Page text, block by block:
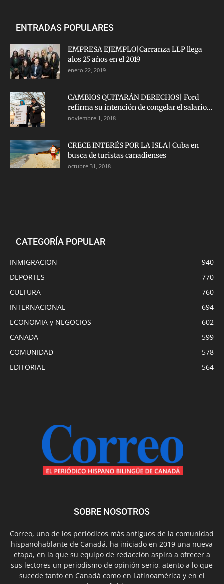
ENTRADAS POPULARES
EMPRESA EJEMPLO|Carranza LLP llega
alos 25 años en el 2019
enero 22, 2019
CAMBIOS QUITARÁN DERECHOS| Ford
refirma su intención de congelar el salario...
noviembre 1, 2018
CRECE INTERÉS POR LA ISLA| Cuba en
busca de turistas canadienses
octubre 31, 2018
CATEGORÍA POPULAR
INMIGRACION
940
DEPORTES
770
CULTURA
760
INTERNACIONAL
694
ECONOMIA y NEGOCIOS
602
CANADA
599
COMUNIDAD
578
EDITORIAL
564
SOBRE NOSOTROS
Correo, uno de los periódicos más antiguos de la comunidad
hispanohablante de Canadá, ha iniciado en 2019 una nueva
etapa, en la que su equipo de redacción aspira a ofrecer a
sus lectores un periodismo de opinión serio, atento a lo que
sucede tanto en Canadá como en Latinoamérica y en el